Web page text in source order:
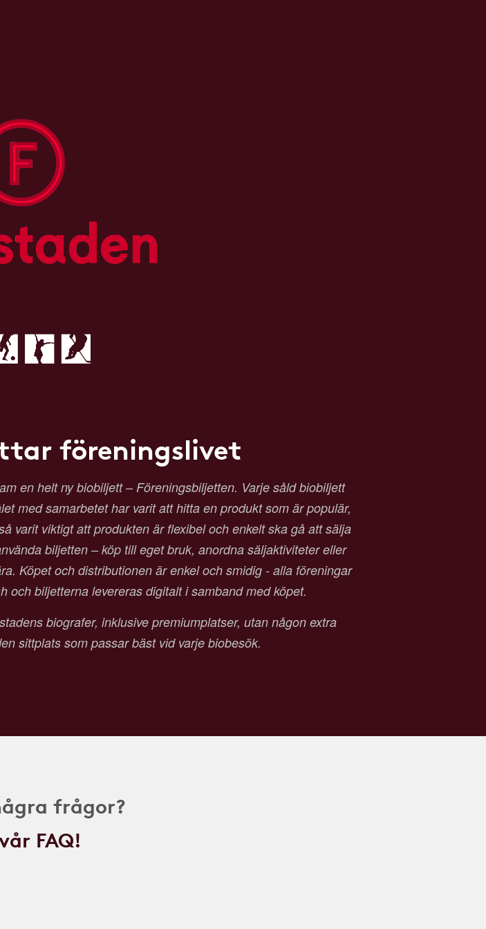
föreningslivet
en helt ny biobiljett – Föreningsbiljetten. Varje såld biobiljett
med samarbetet har varit att hitta en produkt som är populär,
varit viktigt att produkten är flexibel och enkelt ska gå att sälja
biljetten – köp till eget bruk, anordna säljaktiviteter eller
Köpet och distributionen är enkel och smidig - alla föreningar
och biljetterna levereras digitalt i samband med köpet.
biografer, inklusive premiumplatser, utan någon extra
sittplats som passar bäst vid varje biobesök.
frågor?
FAQ!